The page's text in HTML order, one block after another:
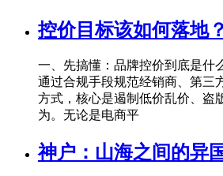
控价目标该如何落地？
一、先搞懂：品牌控价到底是什
通过合规手段规范经销商、第三
方式，核心是遏制低价乱价、盗
为。无论是电商平
神户：山海之间的异